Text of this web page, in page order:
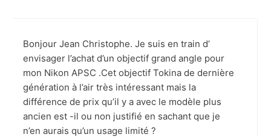
Bonjour Jean Christophe. Je suis en train d’
envisager l’achat d’un objectif grand angle pour
mon Nikon APSC .Cet objectif Tokina de dernière
génération à l’air très intéressant mais la
différence de prix qu’il y a avec le modèle plus
ancien est -il ou non justifié en sachant que je
n’en aurais qu’un usage limité ?